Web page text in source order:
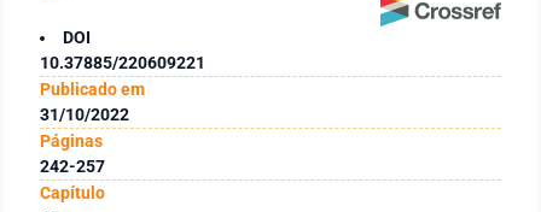
DOI
10.37885/220609221
Publicado em
31/10/2022
Páginas
242-257
Capítulo